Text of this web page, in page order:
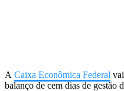
A Caixa Econômica Federal
balanço de cem dias de gestão